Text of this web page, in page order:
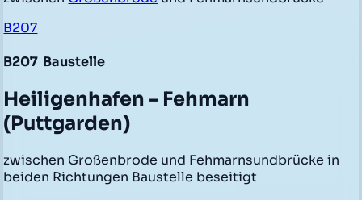
B207
B207 Baustelle
Heiligenhafen - Fehmarn
(Puttgarden)
zwischen Großenbrode und Fehmarnsundbrücke in
beiden Richtungen Baustelle beseitigt